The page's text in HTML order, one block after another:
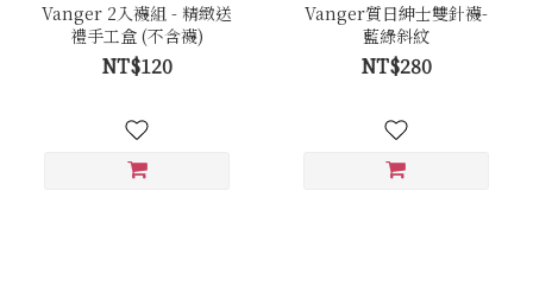
Vanger 2入襪組 - 精緻送
禮手工盒 (不含襪)
NT$120
Vanger質日紳士雙針襪-
藍綠斜紋
NT$280